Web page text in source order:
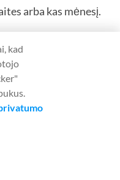
arba kas mėnesį.
žodžių
tvarkaraštį,
Tai reiškia, kad
kad